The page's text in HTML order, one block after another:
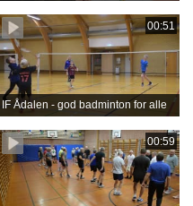
00:51
IF Ådalen - god badminton for alle
00:59